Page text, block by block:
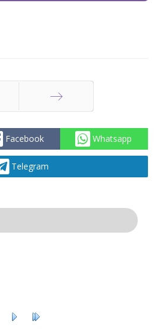
Вперед
Facebook Whatsapp
Telegram